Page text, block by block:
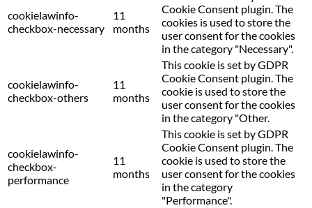
cookielawinfo-
checkbox-necessary
11
months
Cookie Consent plugin. The
cookies is used to store the
user consent for the cookies
in the category "Necessary".
cookielawinfo-
checkbox-others
11
months
This cookie is set by GDPR
Cookie Consent plugin. The
cookie is used to store the
user consent for the cookies
in the category "Other.
cookielawinfo-
checkbox-
performance
11
months
This cookie is set by GDPR
Cookie Consent plugin. The
cookie is used to store the
user consent for the cookies
in the category
"Performance".